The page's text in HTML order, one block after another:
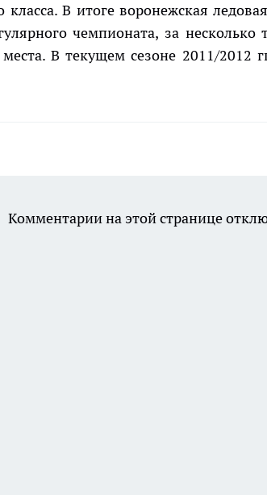
В итоге воронежская
чемпионата, за
В текущем сезоне 2011/2012
Комментарии на этой странице